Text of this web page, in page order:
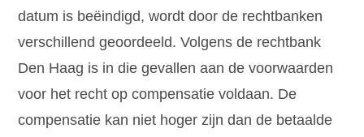
datum is beëindigd, wordt door de rechtbanken
verschillend geoordeeld. Volgens de rechtbank
Den Haag is in die gevallen aan de voorwaarden
voor het recht op compensatie voldaan. De
compensatie kan niet hoger zijn dan de betaalde